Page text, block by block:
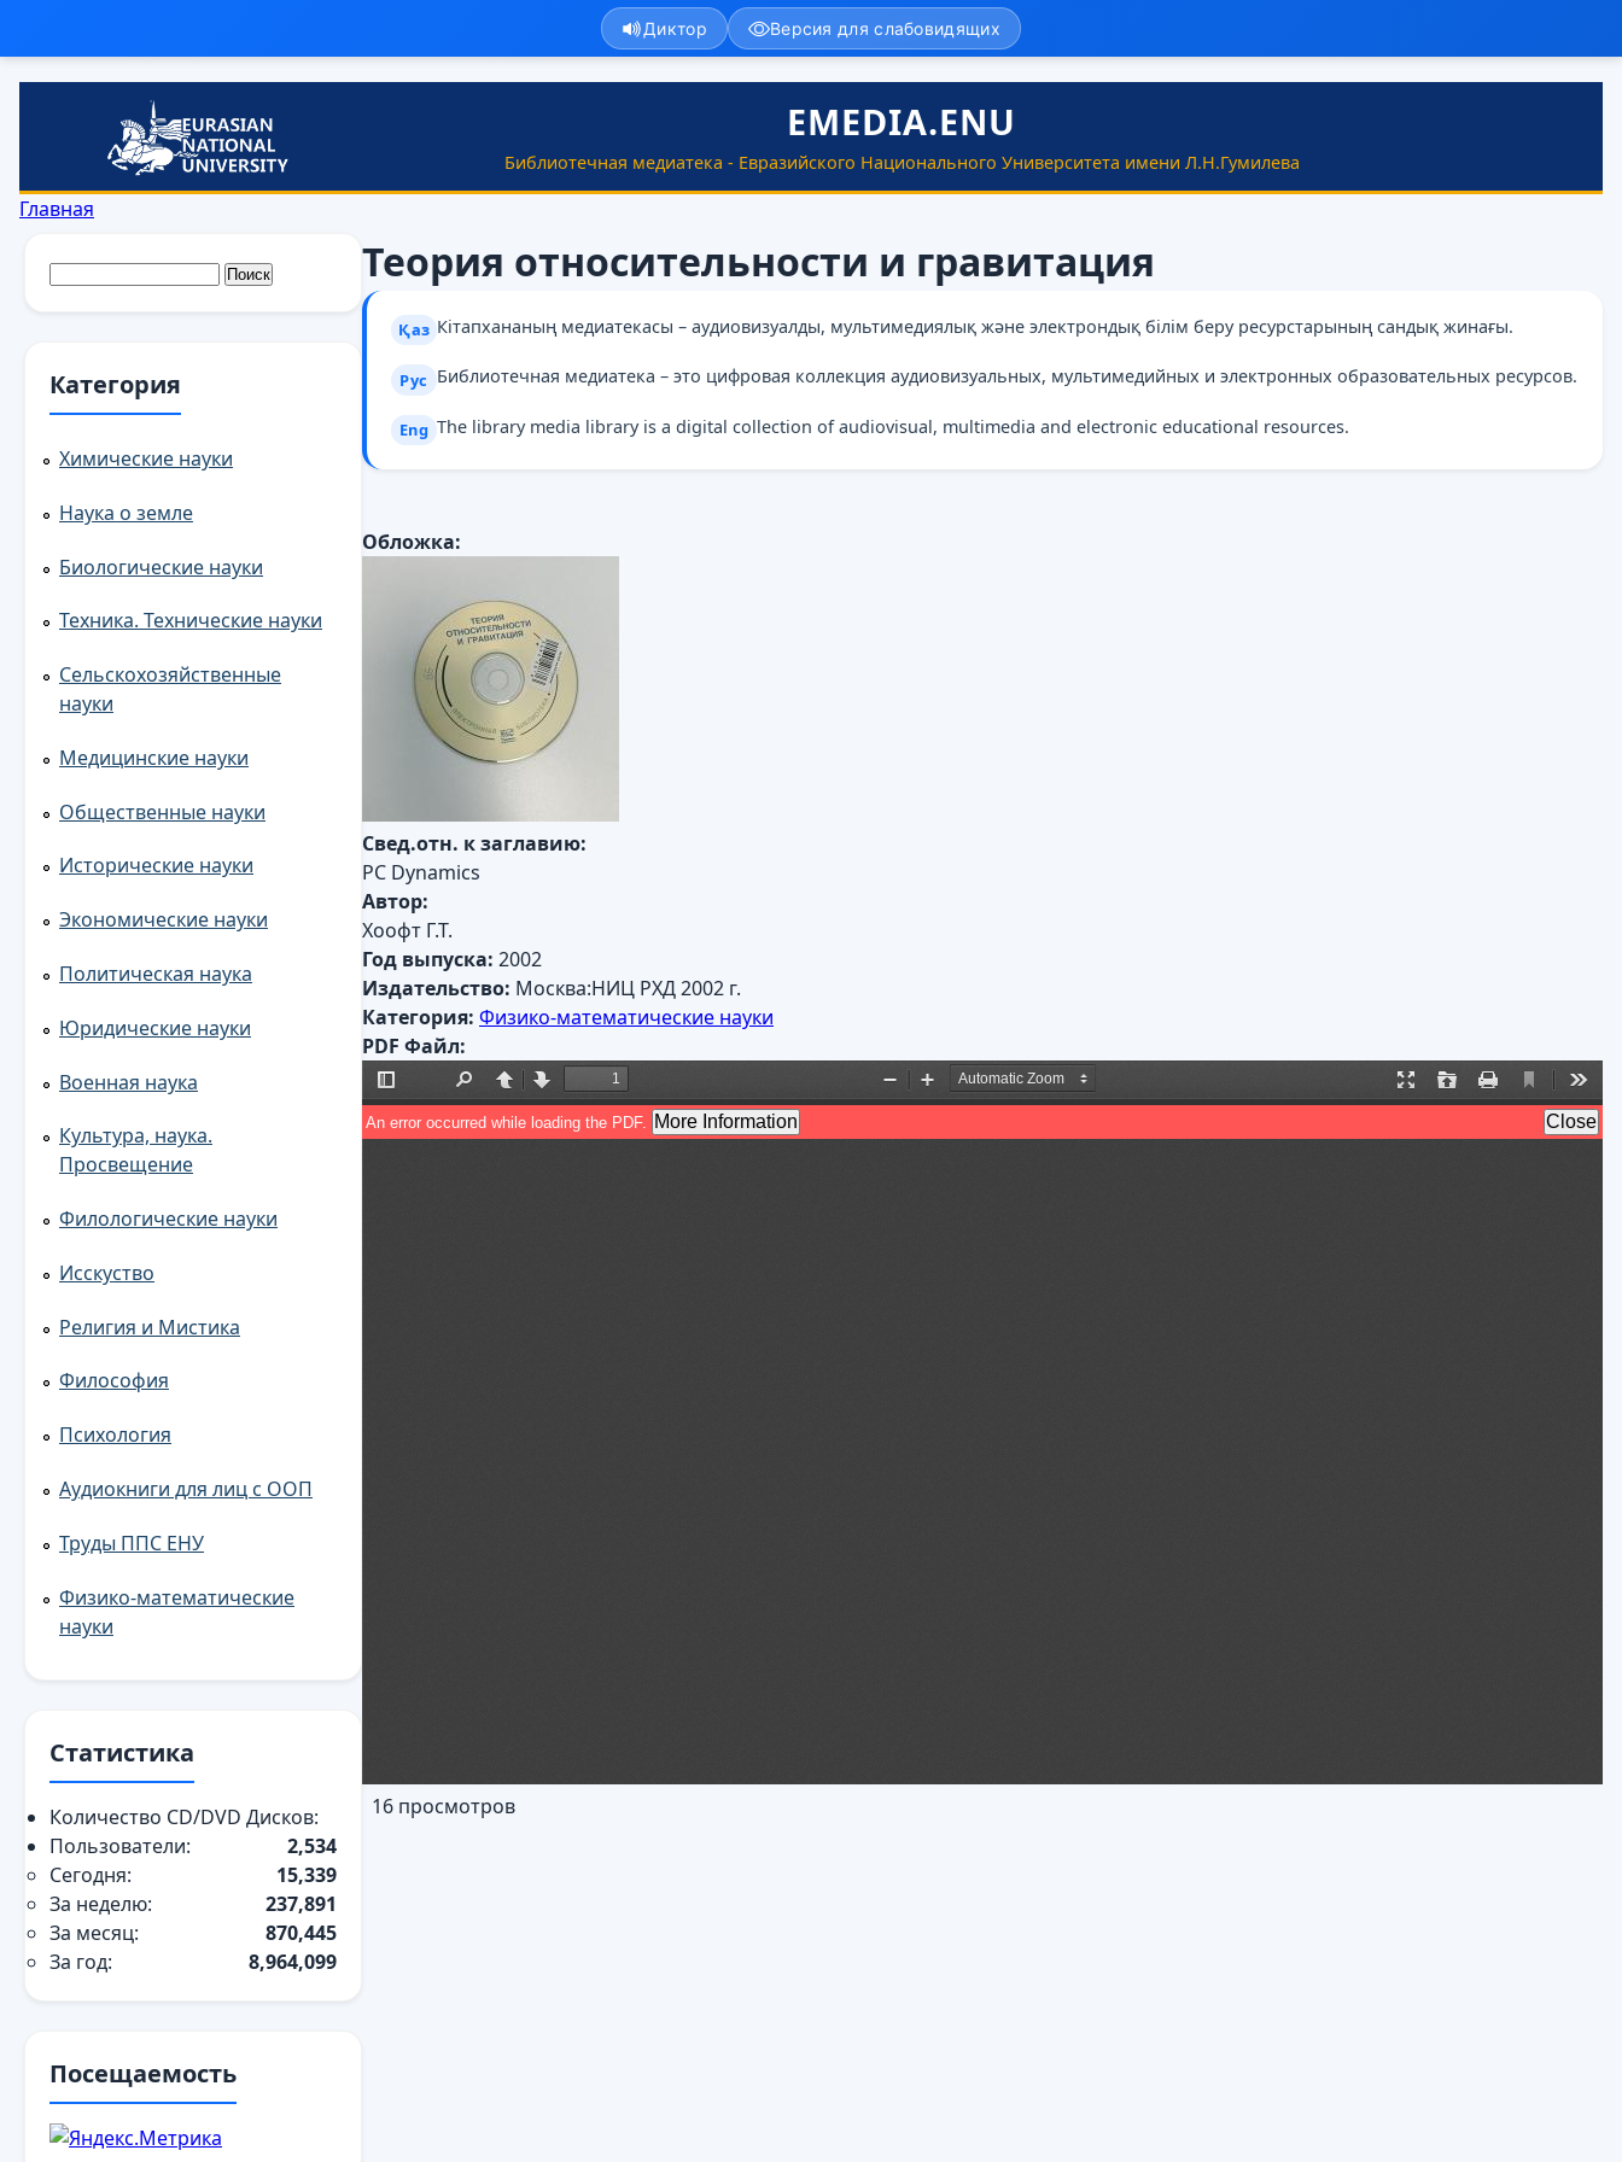
Перейти к основному содержанию
EMEDIA.ENU
Библиотечная медиатека - Евразийского Национального Университета имени Л.Н.Гумилева
Диктор Версия для слабовидящих
Вы здесь
Главная
Теория относительности и гравитация
Қаз Кітапхананың медиатекасы – аудиовизуалды, мультимедиялық және электрондық білім беру ресурстарының сандық жинағы.
Рус Библиотечная медиатека – это цифровая коллекция аудиовизуальных, мультимедийных и электронных образовательных ресурсов.
Eng The library media library is a digital collection of audiovisual, multimedia and electronic educational resources.
Обложка:
Свед.отн. к заглавию:
PC Dynamics
Автор:
Хоофт Г.Т.
Год выпуска: 2002
Издательство: Москва:НИЦ РХД 2002 г.
Категория: Физико-математические науки
PDF Файл:
16 просмотров
Форма поиска
Поиск
Категория
Химические науки
Наука о земле
Биологические науки
Техника. Технические науки
Сельскохозяйственные
науки
Медицинские науки
Общественные науки
Исторические науки
Экономические науки
Политическая наука
Юридические науки
Военная наука
Культура, наука.
Просвещение
Филологические науки
Исскуство
Религия и Мистика
Философия
Психология
Аудиокниги для лиц с ООП
Труды ППС ЕНУ
Физико-математические
науки
Статистика
Количество CD/DVD Дисков:
2,534
Пользователи:
Сегодня:
15,339
За неделю:
237,891
За месяц:
870,445
За год:
8,964,099
Посещаемость